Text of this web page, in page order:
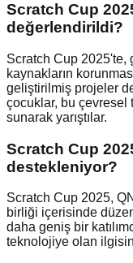
Scratch Cup
değerlendirildi?
Scratch Cup 2025'te,
kaynakların
geliştirilmiş projeler
çocuklar, bu çevresel
sunarak yarıştılar.
Scratch Cup
destekleniyor?
Scratch Cup 2025,
birliği içerisinde
daha geniş bir
teknolojiye olan